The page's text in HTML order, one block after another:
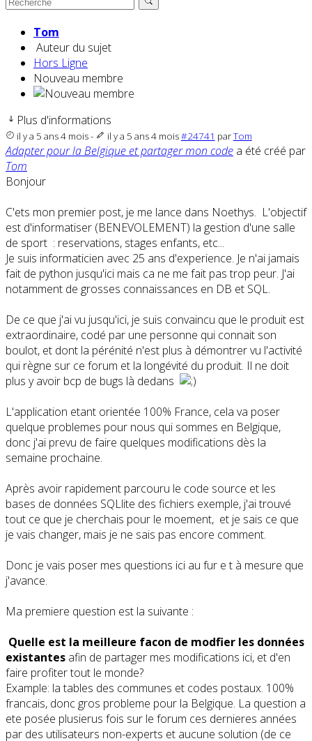
Tom
Auteur du sujet
Hors Ligne
Nouveau membre
Plus d'informations
il y a 5 ans 4 mois- il y a 5 ans 4 mois#24741 parTom
Adapter pour la Belgique et partager mon code a été créé par
Tom
Bonjour
C'ets mon premier post, je me lance dans Noethys. L'objectif
est d'informatiser (BENEVOLEMENT) la gestion d'une salle
de sport : reservations, stages enfants, etc...
Je suis informaticien avec 25 ans d'experience. Je n'ai jamais
fait de python jusqu'ici mais ca ne me fait pas trop peur. J'ai
notamment de grosses connaissances en DB et SQL.
De ce que j'ai vu jusqu'ici, je suis convaincu que le produit est
extraordinaire, codé par une personne qui connait son
boulot, et dont la pérénité n'est plus à démontrer vu l'activité
qui règne sur ce forum et la longévité du produit. Il ne doit
plus y avoir bcp de bugs là dedans
L'application etant orientée 100% France, cela va poser
quelque problemes pour nous qui sommes en Belgique,
donc j'ai prevu de faire quelques modifications dès la
semaine prochaine.
Après avoir rapidement parcouru le code source et les
bases de données SQLlite des fichiers exemple, j'ai trouvé
tout ce que je cherchais pour le moement, et je sais ce que
je vais changer, mais je ne sais pas encore comment.
Donc je vais poser mes questions ici au fur e t à mesure que
j'avance.
Ma premiere question est la suivante :
Quelle est la meilleure facon de modfier les données
existantes afin de partager mes modifications ici, et d'en
faire profiter tout le monde?
Example: la tables des communes et codes postaux. 100%
francais, donc gros probleme pour la Belgique. La question a
ete posée plusierus fois sur le forum ces dernieres années
par des utilisateurs non-experts et aucune solution (de ce